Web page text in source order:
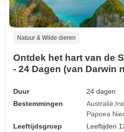
Natuur & Wilde dieren
Ontdek het hart van de
- 24 Dagen (van Darwin
Duur
24 dagen
Bestemmingen
Australië
Papoea
Leeftijdsgroep
Leeftijden